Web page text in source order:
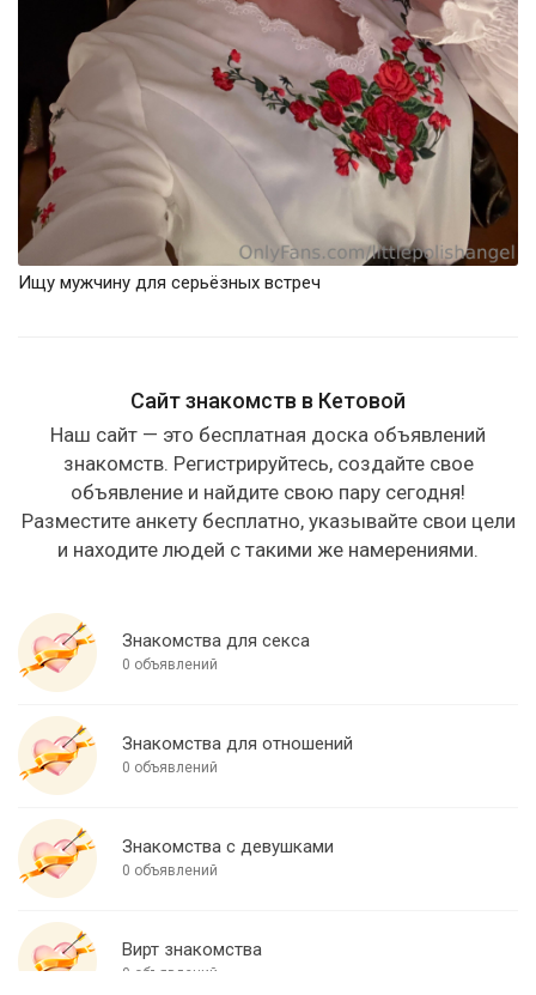
Ищу мужчину для серьёзных встреч
Сайт знакомств в Кетовой
Наш сайт — это бесплатная доска объявлений
знакомств. Регистрируйтесь, создайте свое
объявление и найдите свою пару сегодня!
Разместите анкету бесплатно, указывайте свои цели
и находите людей с такими же намерениями.
Знакомства для секса
0 объявлений
Знакомства для отношений
0 объявлений
Знакомства с девушками
0 объявлений
Вирт знакомства
0 объявлений